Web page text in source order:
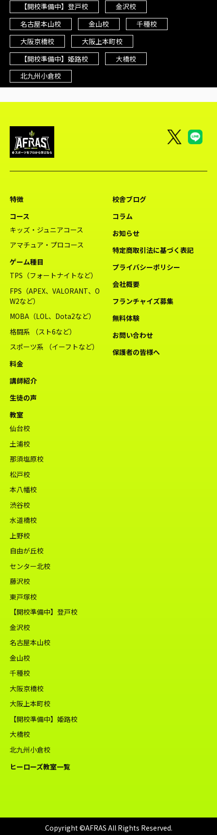
【開校準備中】登戸校
金沢校
名古屋本山校
金山校
千種校
大阪京橋校
大阪上本町校
【開校準備中】姫路校
大橋校
北九州小倉校
特徴
コース
キッズ・ジュニアコース
アマチュア・プロコース
ゲーム種目
TPS（フォートナイトなど）
FPS（APEX、VALORANT、O
W2など）
MOBA（LOL、Dota2など）
格闘系 （スト6など）
スポーツ系 （イーフトなど）
料金
講師紹介
生徒の声
教室
仙台校
土浦校
那須塩原校
松戸校
本八幡校
渋谷校
水道橋校
上野校
自由が丘校
センター北校
藤沢校
東戸塚校
【開校準備中】登戸校
金沢校
名古屋本山校
金山校
千種校
大阪京橋校
大阪上本町校
【開校準備中】姫路校
大橋校
北九州小倉校
ヒーローズ教室一覧
校舎ブログ
コラム
お知らせ
特定商取引法に基づく表記
プライバシーポリシー
会社概要
フランチャイズ募集
無料体験
お問い合わせ
保護者の皆様へ
Copyright ©AFRAS All Rights Reserved.